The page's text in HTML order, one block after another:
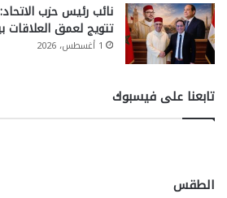
نائب رئيس حزب
تتويج لعمق العلاقات
1 أغسطس، 2026
تابعنا على فيسبوك
الطقس